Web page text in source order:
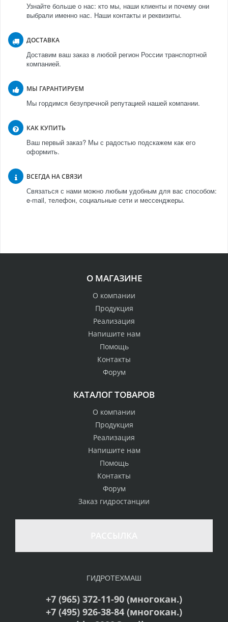
Узнайте больше о нас: кто мы, наши клиенты и почему они
выбрали именно нас. Наши контакты и реквизиты.
ДОСТАВКА
Доставим ваш заказ в любой регион России транспортной
компанией.
МЫ ГАРАНТИРУЕМ
Мы гордимся безупречной репутацией нашей компании.
КАК КУПИТЬ
Ваш первый заказ? Мы с радостью подскажем как его
оформить.
ВСЕГДА НА СВЯЗИ
Связаться с нами можно любым удобным для вас способом:
e-mail, телефон, социальные сети и мессенджеры.
О МАГАЗИНЕ
О компании
Продукция
Реализация
Напишите нам
Помощь
Контакты
Форум
КАТАЛОГ ТОВАРОВ
О компании
Продукция
Реализация
Напишите нам
Помощь
Контакты
Форум
Заказ гидростанции
ГИДРОТЕХМАШ
+7 (965) 372-11-90 (многокан.)
+7 (495) 926-38-84 (многокан.)